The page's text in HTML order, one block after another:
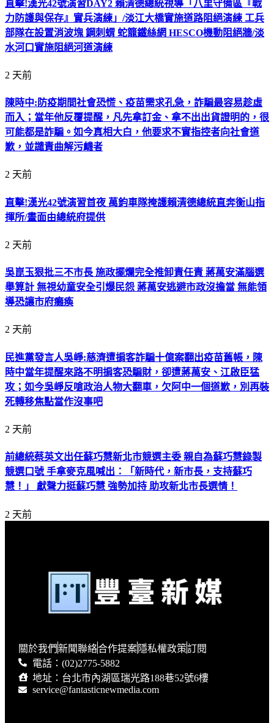
直擊!漢光42號演習DAY2 賴清德總統視導「八里守備區『戰
力防護與保存』實兵演練」/淡江大橋實施道路阻絕演練 工兵
部隊在設置消波塊 鋼刺蝟 蛇籠鐵絲網 HESCO機動阻絕牆/淡
水河口實施阻絕河道演練
2 天前
陳時中:防疫期間社會恐慌、疫苗需求孔急，詐騙最容易趁虛
而入；當年他反覆提醒，凡先拿訂金、拿不出出貨證明的，很
可能都是詐騙。如今真相大白，他要求不實指控者向社會道
歉，並譴責曲解污衊者
2 天前
直擊!漢光42號演習首夜 萬鈞車隊掩護賴清德總統直奔衡山指
揮所/畫面由總統府提供
2 天前
吳崑玉狠批三不市長 施政擺爛完全推卸責任責 蔣萬安滿腦選
舉算計 無視幼童安全引爆民怨 蔣萬安逃避市政沒擔當 無能領
導恐讓市府癱瘓
2 天前
民進黨發言人吳崢:慈濟遭掮客詐騙十億案翻出疫苗舊帳，陳
時中當年提醒來路不明掮客恐騙財，卻遭蔣萬安、江啟臣猛
攻；如今吳崢反嗆政治人物大翻車，欠阿中一個道歉，別再裝
死轉移焦點當作沒事吧
2 天前
前總統蔡英文出任蘇巧慧新北市競選主委 親自為蘇巧慧錄製
競選口號 手拿麥克風喊出：「新時代，新市長，支持蘇巧
慧！」 獻聲力挺蘇巧慧 強勢加持 助攻新北市長選情！
2 天前
關於我們新聞聯絡合作提案隱私權政策訂閱
電話：(02)2775-5882
地址：台北市內湖區瑞光路188巷52號6樓
service@fantasticnewmedia.com